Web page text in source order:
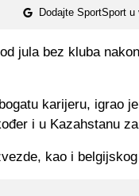
Dodajte SportSport
jula bez kluba
karijeru, igrao
i u Kazahstanu
kao i